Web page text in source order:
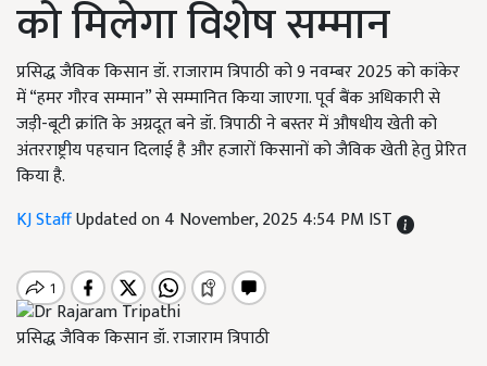
को मिलेगा विशेष सम्मान
प्रसिद्ध जैविक किसान डॉ. राजाराम त्रिपाठी को 9 नवम्बर 2025 को कांकेर
में “हमर गौरव सम्मान” से सम्मानित किया जाएगा. पूर्व बैंक अधिकारी से
जड़ी-बूटी क्रांति के अग्रदूत बने डॉ. त्रिपाठी ने बस्तर में औषधीय खेती को
अंतरराष्ट्रीय पहचान दिलाई है और हजारों किसानों को जैविक खेती हेतु प्रेरित
किया है.
KJ StaffUpdated on 4 November, 2025 4:54 PM IST
प्रसिद्ध जैविक किसान डॉ. राजाराम त्रिपाठी